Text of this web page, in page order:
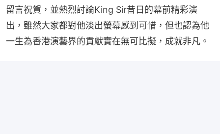
留言祝賀，並熱烈討論King Sir昔日的幕前精彩演
出，雖然大家都對他淡出螢幕感到可惜，但也認為他
一生為香港演藝界的貢獻實在無可比擬，成就非凡。